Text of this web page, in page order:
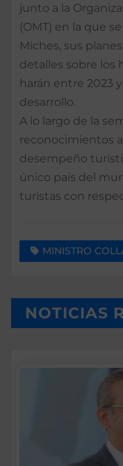
junto a la
(OMT) en la que
Miches, sus
detalles sobre los
harán entre 2023
desarrollo.
A lo largo de la
reconocimientos
desempeño
único país del
turistas con
MINISTRO
NOTICIAS